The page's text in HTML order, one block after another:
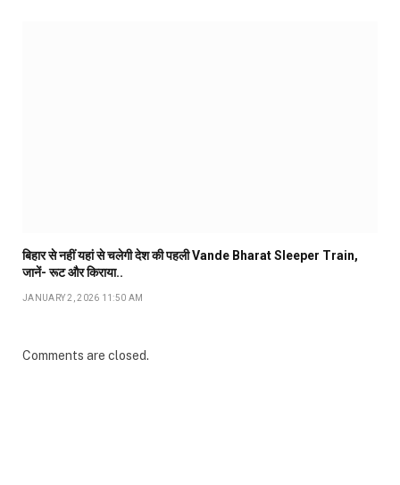
बिहार से नहीं यहां से चलेगी देश की पहली Vande Bharat Sleeper Train,
जानें- रूट और किराया..
JANUARY 2, 2026 11:50 AM
Comments are closed.